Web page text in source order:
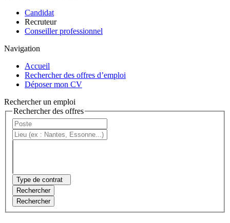
Candidat
Recruteur
Conseiller professionnel
Navigation
Accueil
Rechercher des offres d’emploi
Déposer mon CV
Rechercher un emploi
Rechercher des offres
Type de contrat
Rechercher
Rechercher